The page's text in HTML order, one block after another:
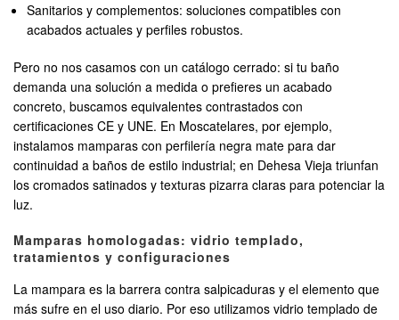
Sanitarios y complementos: soluciones compatibles con
acabados actuales y perfiles robustos.
Pero no nos casamos con un catálogo cerrado: si tu baño
demanda una solución a medida o prefieres un acabado
concreto, buscamos equivalentes contrastados con
certificaciones CE y UNE. En Moscatelares, por ejemplo,
instalamos mamparas con perfilería negra mate para dar
continuidad a baños de estilo industrial; en Dehesa Vieja triunfan
los cromados satinados y texturas pizarra claras para potenciar la
luz.
Mamparas homologadas: vidrio templado,
tratamientos y configuraciones
La mampara es la barrera contra salpicaduras y el elemento que
más sufre en el uso diario. Por eso utilizamos vidrio templado de